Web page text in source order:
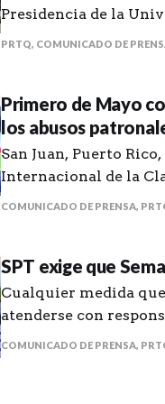
Presidencia de la
PRTQ, COMUNICADO DE
Primero de Mayo
los abusos
San Juan, Puerto
Internacional de la
COMUNICADO DE PRENSA,
SPT exige que
Cualquier medida
atenderse con
COMUNICADO DE PRENSA,